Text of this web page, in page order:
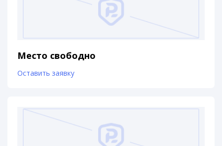
Место свободно
Оставить заявку